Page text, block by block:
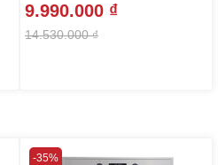
9.990.000 ₫
14.530.000 ₫
-35%